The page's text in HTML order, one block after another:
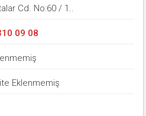
Cd. No:60 / 1..
09 08
Eklenmemiş